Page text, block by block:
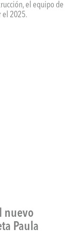
el equipo de
el 2025.
nuevo
Paula